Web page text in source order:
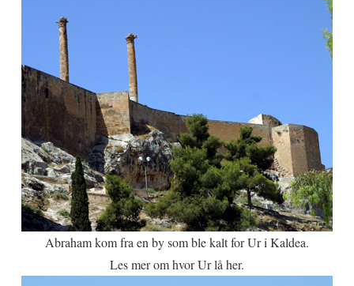
Abraham kom fra en by som ble kalt for Ur i Kaldea.
Les mer om hvor Ur lå her.